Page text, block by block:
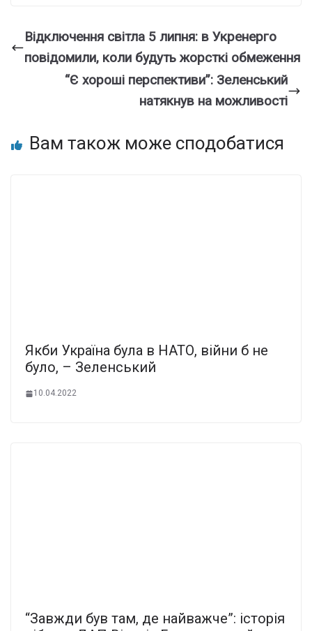
Відключення світла 5 липня: в Укренерго
повідомили, коли будуть жорсткі обмеження
“Є хороші перспективи”: Зеленський
натякнув на можливості
Вам також може сподобатися
Якби Україна була в НАТО, війни б не
було, – Зеленський
10.04.2022
“Завжди був там, де найважче”: історія